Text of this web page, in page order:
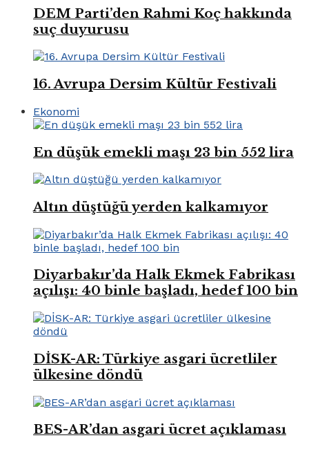
DEM Parti’den Rahmi Koç hakkında
suç duyurusu
16. Avrupa Dersim Kültür Festivali
Ekonomi
En düşük emekli maşı 23 bin 552 lira
Altın düştüğü yerden kalkamıyor
Diyarbakır’da Halk Ekmek Fabrikası
açılışı: 40 binle başladı, hedef 100 bin
DİSK-AR: Türkiye asgari ücretliler
ülkesine döndü
BES-AR’dan asgari ücret açıklaması